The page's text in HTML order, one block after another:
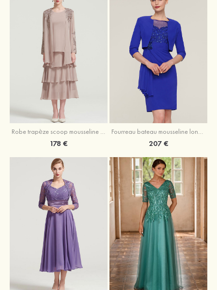
Robe trapèze scoop mousseline longueur mollet robe de mère de la mariée avec appliqué volants veste
178 €
Fourreau bateau mousseline longueur genou robe de mère de la mariée avec appliqué perle plissé veste
207 €